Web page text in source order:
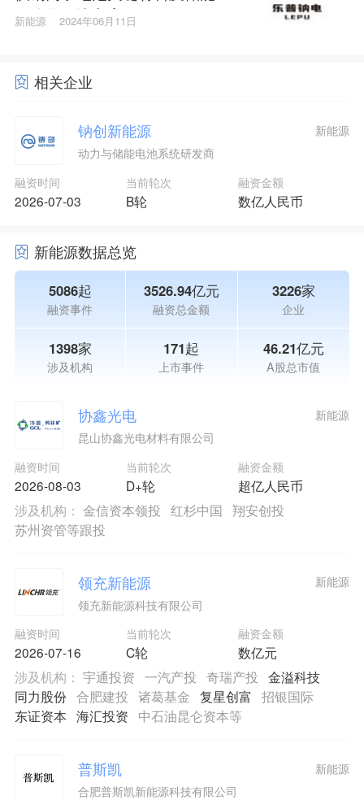
一体化解决方案
新能源 2024年06月11日
相关企业
钠创新能源
动力与储能电池系统研发商
新能源
融资时间
2026-07-03
当前轮次
B轮
融资金额
数亿人民币
新能源数据总览
5086起
融资事件
3526.94亿元
融资总金额
3226家
企业
1398家
涉及机构
171起
上市事件
46.21亿元
A股总市值
协鑫光电
昆山协鑫光电材料有限公司
融资时间
2026-08-03
当前轮次
D+轮
融资金额
超亿人民币
新能源
涉及机构： 金信资本领投 红杉中国 翔安创投
苏州资管等跟投
领充新能源
领充新能源科技有限公司
融资时间
2026-07-16
当前轮次
C轮
融资金额
数亿元
新能源
涉及机构： 宇通投资 一汽产投 奇瑞产投 金溢科技
同力股份 合肥建投 诸葛基金 复星创富
招银国际
东证资本 海汇投资 中石油昆仑资本等
普斯凯
合肥普斯凯新能源科技有限公司
新能源